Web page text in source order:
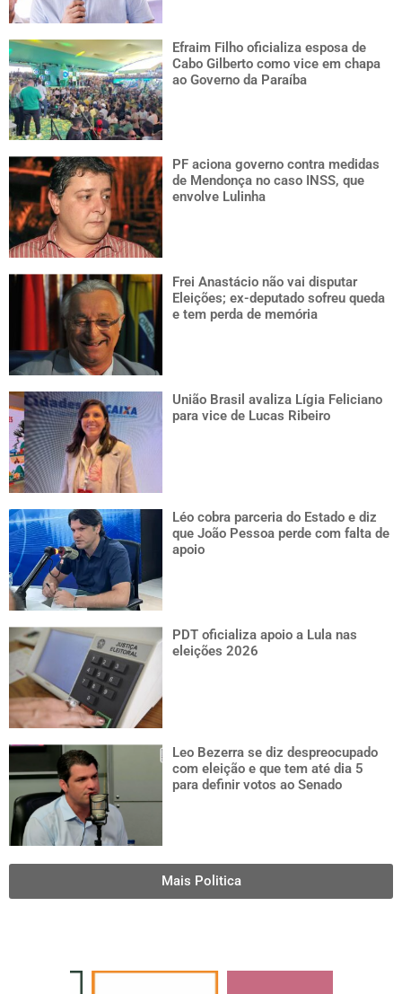
Efraim Filho oficializa esposa de
Cabo Gilberto como vice em chapa
ao Governo da Paraíba
PF aciona governo contra medidas
de Mendonça no caso INSS, que
envolve Lulinha
Frei Anastácio não vai disputar
Eleições; ex-deputado sofreu queda
e tem perda de memória
União Brasil avaliza Lígia Feliciano
para vice de Lucas Ribeiro
Léo cobra parceria do Estado e diz
que João Pessoa perde com falta de
apoio
PDT oficializa apoio a Lula nas
eleições 2026
Leo Bezerra se diz despreocupado
com eleição e que tem até dia 5
para definir votos ao Senado
Mais Politica